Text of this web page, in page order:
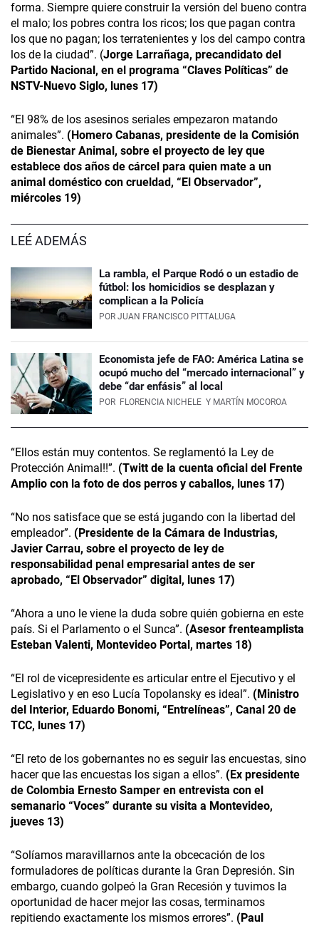
forma. Siempre quiere construir la versión del bueno contra
el malo; los pobres contra los ricos; los que pagan contra
los que no pagan; los terratenientes y los del campo contra
los de la ciudad”. (Jorge Larrañaga, precandidato del
Partido Nacional, en el programa “Claves Políticas” de
NSTV-Nuevo Siglo, lunes 17)
“El 98% de los asesinos seriales empezaron matando
animales”. (Homero Cabanas, presidente de la Comisión
de Bienestar Animal, sobre el proyecto de ley que
establece dos años de cárcel para quien mate a un
animal doméstico con crueldad, “El Observador”,
miércoles 19)
LEÉ ADEMÁS
La rambla, el Parque Rodó o un estadio de
fútbol: los homicidios se desplazan y
complican a la Policía
POR JUAN FRANCISCO PITTALUGA
Economista jefe de FAO: América Latina se
ocupó mucho del “mercado internacional” y
debe “dar enfásis” al local
POR FLORENCIA NICHELE Y MARTÍN MOCOROA
“Ellos están muy contentos. Se reglamentó la Ley de
Protección Animal!!”. (Twitt de la cuenta oficial del Frente
Amplio con la foto de dos perros y caballos, lunes 17)
“No nos satisface que se está jugando con la libertad del
empleador”. (Presidente de la Cámara de Industrias,
Javier Carrau, sobre el proyecto de ley de
responsabilidad penal empresarial antes de ser
aprobado, “El Observador” digital, lunes 17)
“Ahora a uno le viene la duda sobre quién gobierna en este
país. Si el Parlamento o el Sunca”. (Asesor frenteamplista
Esteban Valenti, Montevideo Portal, martes 18)
“El rol de vicepresidente es articular entre el Ejecutivo y el
Legislativo y en eso Lucía Topolansky es ideal”. (Ministro
del Interior, Eduardo Bonomi, “Entrelíneas”, Canal 20 de
TCC, lunes 17)
“El reto de los gobernantes no es seguir las encuestas, sino
hacer que las encuestas los sigan a ellos”. (Ex presidente
de Colombia Ernesto Samper en entrevista con el
semanario “Voces” durante su visita a Montevideo,
jueves 13)
“Solíamos maravillarnos ante la obcecación de los
formuladores de políticas durante la Gran Depresión. Sin
embargo, cuando golpeó la Gran Recesión y tuvimos la
oportunidad de hacer mejor las cosas, terminamos
repitiendo exactamente los mismos errores”. (Paul